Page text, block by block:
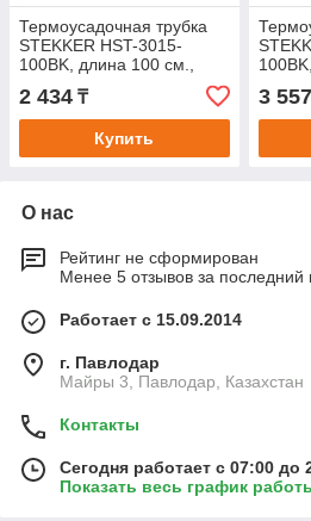
Термоусадочная трубка
STEKKER HST-3015-
100BK, длина 100 см.,
коэф. усадки 2:1, черный
2 434 ₸
Купить
коэф.
3 557
О нас
Рейтинг не сформирован
Менее 5 отзывов за последний
Работает с 15.09.2014
г. Павлодар
Майры 3, Павлодар, Казахстан
Контакты
Сегодня работает с 07:00 до
Показать весь график